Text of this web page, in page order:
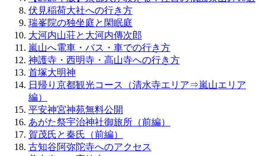
伏見稲荷大社への行き方
瑞峯院の独坐庭と閑眠庭
大河内山荘と大河内傳次郎
嵐山へ電車・バス・車での行き方
神護寺・西明寺・高山寺への行き方
首塚大明神
日帰り京都観光コース（清水寺エリア⇒嵐山エリア
編）
平安神宮神苑無料公開
あがた祭宇治神社御旅所（前編）
賀茂氏と秦氏（前編）
古知谷阿弥陀寺へのアクセス